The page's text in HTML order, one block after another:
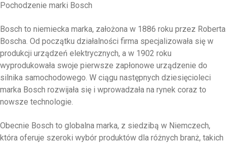
Pochodzenie marki Bosch
Bosch to niemiecka marka, założona w 1886 roku przez Roberta
Boscha. Od początku działalności firma specjalizowała się w
produkcji urządzeń elektrycznych, a w 1902 roku
wyprodukowała swoje pierwsze zapłonowe urządzenie do
silnika samochodowego. W ciągu następnych dziesięcioleci
marka Bosch rozwijała się i wprowadzała na rynek coraz to
nowsze technologie.
Obecnie Bosch to globalna marka, z siedzibą w Niemczech,
która oferuje szeroki wybór produktów dla różnych branż, takich